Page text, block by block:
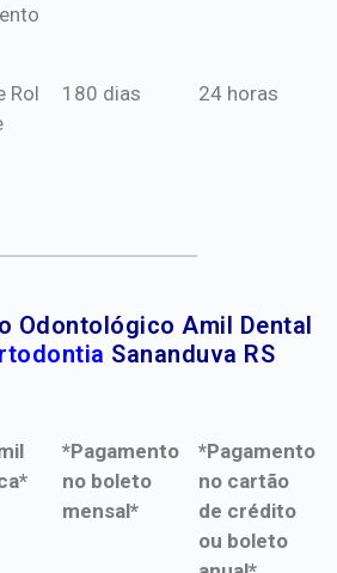
Rol
180 dias 24 horas
Odontológico Amil Dental
Sananduva RS
*Pagamento
no boleto
mensal*
*Pagamento
no cartão
de crédito
ou boleto